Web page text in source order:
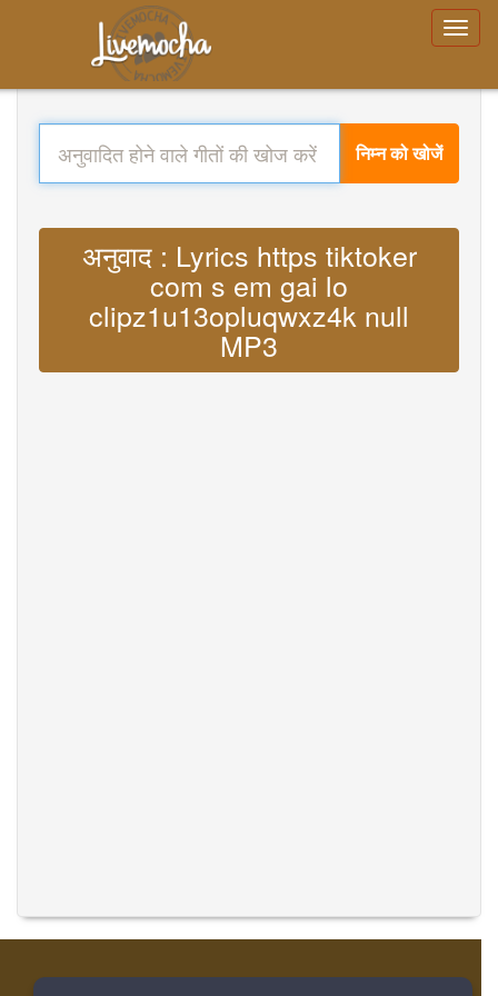
निम्न को खोजें
अनुवाद : Lyrics https tiktoker
com s em gai lo
clipz1u13opluqwxz4k null
MP3